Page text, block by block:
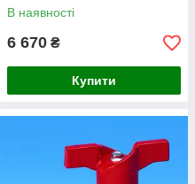
В наявності
6 670 ₴
Купити